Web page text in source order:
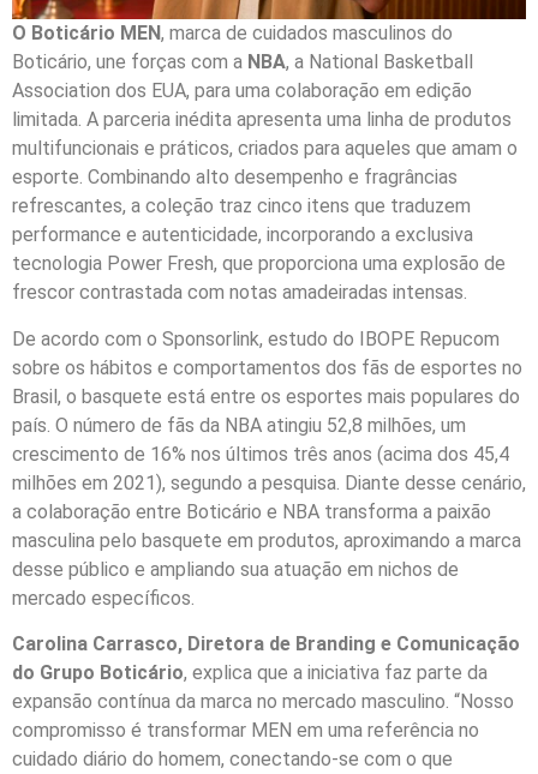
O Boticário MEN, marca de cuidados masculinos do
Boticário, une forças com a NBA, a National Basketball
Association dos EUA, para uma colaboração em edição
limitada. A parceria inédita apresenta uma linha de produtos
multifuncionais e práticos, criados para aqueles que amam o
esporte. Combinando alto desempenho e fragrâncias
refrescantes, a coleção traz cinco itens que traduzem
performance e autenticidade, incorporando a exclusiva
tecnologia Power Fresh, que proporciona uma explosão de
frescor contrastada com notas amadeiradas intensas.
De acordo com o Sponsorlink, estudo do IBOPE Repucom
sobre os hábitos e comportamentos dos fãs de esportes no
Brasil, o basquete está entre os esportes mais populares do
país. O número de fãs da NBA atingiu 52,8 milhões, um
crescimento de 16% nos últimos três anos (acima dos 45,4
milhões em 2021), segundo a pesquisa. Diante desse cenário,
a colaboração entre Boticário e NBA transforma a paixão
masculina pelo basquete em produtos, aproximando a marca
desse público e ampliando sua atuação em nichos de
mercado específicos.
Carolina Carrasco, Diretora de Branding e Comunicação
do Grupo Boticário, explica que a iniciativa faz parte da
expansão contínua da marca no mercado masculino. “Nosso
compromisso é transformar MEN em uma referência no
cuidado diário do homem, conectando-se com o que